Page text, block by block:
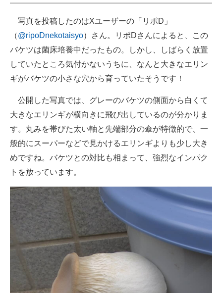
写真を投稿したのはXユーザーの「リポD」
（@ripoDnekotaisyo）さん。リポDさんによると、この
バケツは菌床培養中だったもの。しかし、しばらく放置
していたところ気付かないうちに、なんと大きなエリン
ギがバケツの小さな穴から育っていたそうです！
公開した写真では、グレーのバケツの側面から白くて
大きなエリンギが横向きに飛び出しているのが分かりま
す。丸みを帯びた太い軸と先端部分の傘が特徴的で、一
般的にスーパーなどで見かけるエリンギよりも少し大き
めですね。バケツとの対比も相まって、強烈なインパク
トを放っています。